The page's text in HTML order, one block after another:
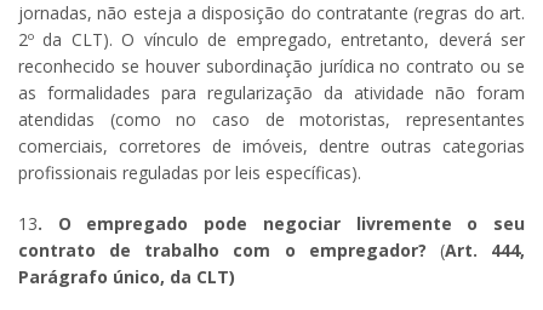
jornadas, não esteja a disposição do contratante (regras do art.
2º da CLT). O vínculo de empregado, entretanto, deverá ser
reconhecido se houver subordinação jurídica no contrato ou se
as formalidades para regularização da atividade não foram
atendidas (como no caso de motoristas, representantes
comerciais, corretores de imóveis, dentre outras categorias
profissionais reguladas por leis específicas).
13. O empregado pode negociar livremente o seu
contrato de trabalho com o empregador? (Art. 444,
Parágrafo único, da CLT)